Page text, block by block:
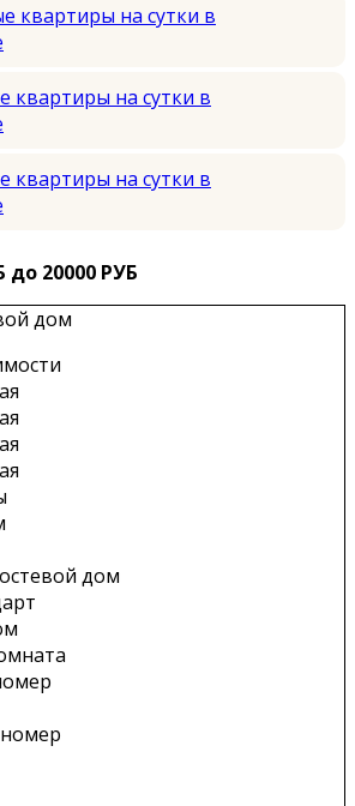
квартиры на сутки в
квартиры на сутки в
квартиры на сутки в
до 20000 РУБ
дом
дом